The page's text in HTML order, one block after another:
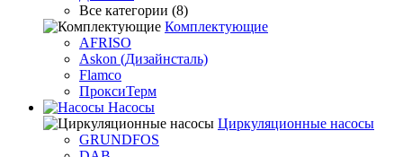
Все категории (8)
Комплектующие
AFRISO
Askon (Дизайнсталь)
Flamco
ПроксиТерм
Насосы
Циркуляционные насосы
GRUNDFOS